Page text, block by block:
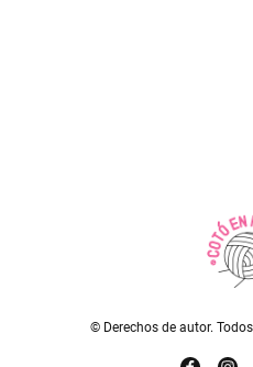
© Derechos de autor.